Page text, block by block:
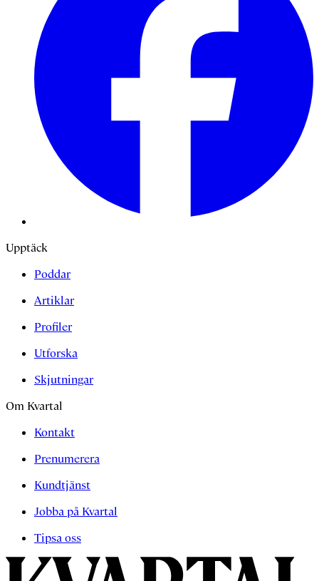
Upptäck
Poddar
Artiklar
Profiler
Utforska
Skjutningar
Om Kvartal
Kontakt
Prenumerera
Kundtjänst
Jobba på Kvartal
Tipsa oss